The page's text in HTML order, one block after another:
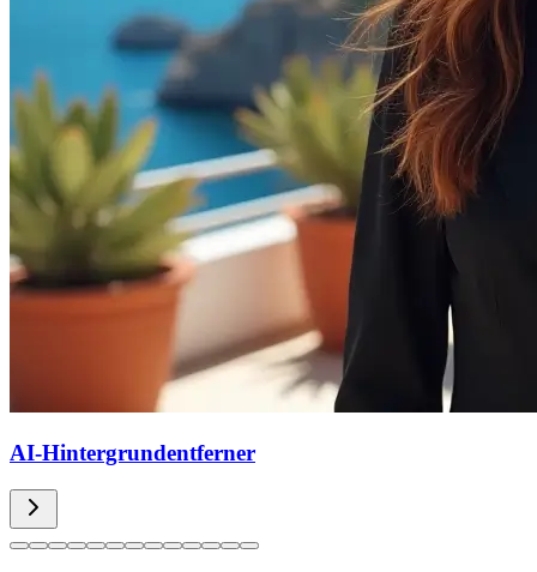
AI-Hintergrundentferner